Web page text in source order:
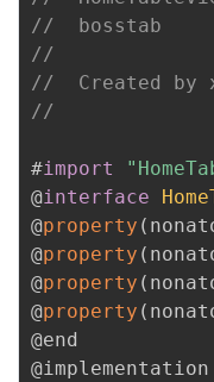
//  bosstab
//
//  Created by
//
#import
@interface
@property (
@property (
@property (
@property (
@end